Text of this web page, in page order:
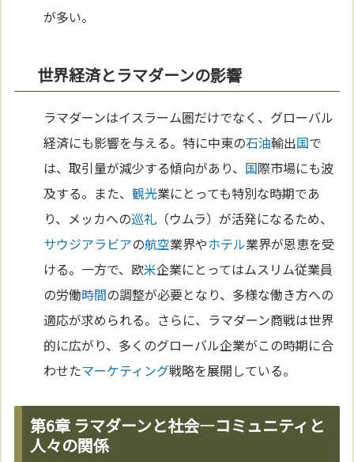
が多い。
世界経済とラマダーンの影響
ラマダーンはイスラーム圏だけでなく、グローバル
経済にも影響を与える。特に中東の石油輸出国で
は、取引量が減少する傾向があり、 国際市場にも波
及する。また、観光業にとっても特別な時期であ
り、メッカへの巡礼 （ウムラ）が活発になるため、
サウジアラビアの航空業界やホテル業界が恩恵を受
ける。一方で、欧米企業にとってはムスリム従業員
の労働時間の調整が必要となり、多様な働き方への
適応が求められる。さらに、ラマダーン商戦は世界
的に広がり、多くのグローバル企業がこの時期に合
わせたマーケティング戦略を展開している。
第6章 ラマダーンと社会—コミュニティと
人々の関係